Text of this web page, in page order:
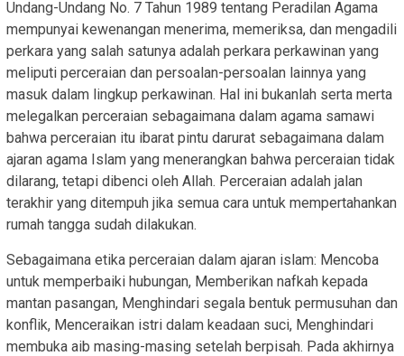
Undang-Undang No. 7 Tahun 1989 tentang Peradilan Agama
mempunyai kewenangan menerima, memeriksa, dan mengadili
perkara yang salah satunya adalah perkara perkawinan yang
meliputi perceraian dan persoalan-persoalan lainnya yang
masuk dalam lingkup perkawinan. Hal ini bukanlah serta merta
melegalkan perceraian sebagaimana dalam agama samawi
bahwa perceraian itu ibarat pintu darurat sebagaimana dalam
ajaran agama Islam yang menerangkan bahwa perceraian tidak
dilarang, tetapi dibenci oleh Allah. Perceraian adalah jalan
terakhir yang ditempuh jika semua cara untuk mempertahankan
rumah tangga sudah dilakukan.
Sebagaimana etika perceraian dalam ajaran islam: Mencoba
untuk memperbaiki hubungan, Memberikan nafkah kepada
mantan pasangan, Menghindari segala bentuk permusuhan dan
konflik, Menceraikan istri dalam keadaan suci, Menghindari
membuka aib masing-masing setelah berpisah. Pada akhirnya